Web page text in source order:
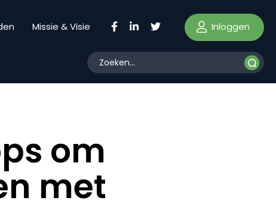
Missie & Visie Inloggen
om
met